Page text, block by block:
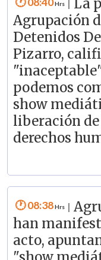
La
Agrupación
Detenidos
Pizarro,
podemos
show
liberación
derechos
08:38
han
acto,